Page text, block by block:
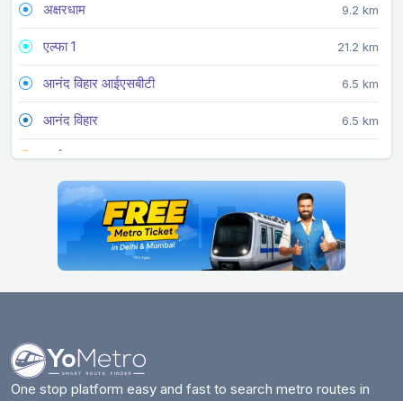
अक्षरधाम 9.2 km
एल्फा 1 21.2 km
आनंद विहार आईएसबीटी 6.5 km
आनंद विहार 6.5 km
अर्जन गढ़ 28.5 km
अर्थला 6.9 km
अशोक पार्क मेन
आश्रम 12.3 km
बड़कल मोड़
One stop platform easy and fast to search metro routes in